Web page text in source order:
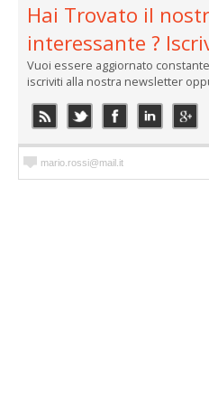
Hai Trovato il
interessante ?
Vuoi essere aggiornato
iscriviti alla nostra newsletter